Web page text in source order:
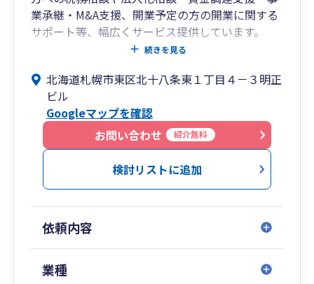
業承継・M&A支援、開業予定の方の開業に関する
サポート等、幅広くサービス提供しています。
税理士のセカンドオピニオンとしてのアドバイス
お客様との対話を重視し、お客様の思いや要望を
くみ取った上で税務・会計・経営上のメリット・
デメリットを整理し、自身ならどうする？を考
え、お客様と議論を重ねる、当事者意識の高い会
計事務所を目指しております。
続きを見る
北海道札幌市東区北十八条東１丁目４－３明正
ビル
Googleマップを確認
お問い合わせ
紹介無料
検討リストに追加
依頼内容
業種